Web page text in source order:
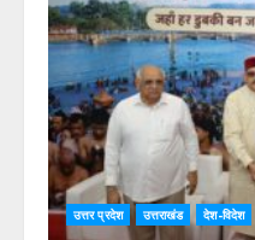
उत्तर प्रदेश उत्तराखंड देश-विदेश